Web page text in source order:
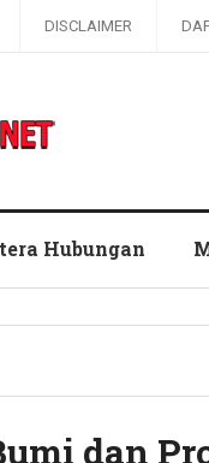
DISCLAIMER
Hubungan
dan